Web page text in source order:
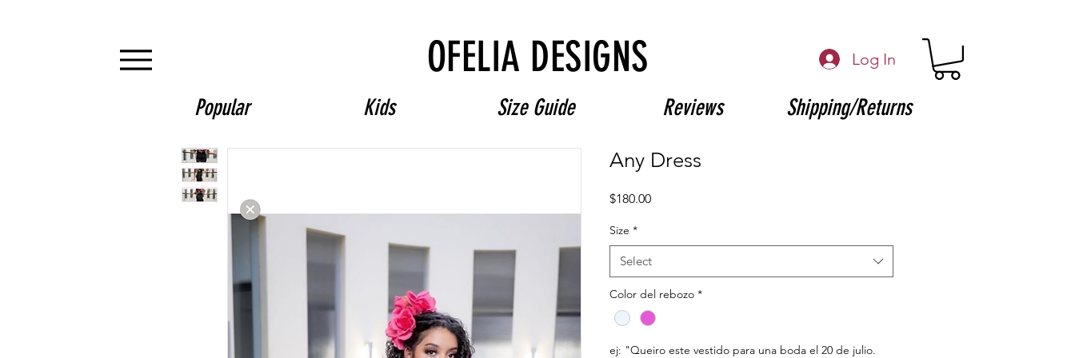
OFELIA DESIGNS Log In
Popular Kids Size Guide Reviews Shipping/Returns
Any Dress
$180.00Price
Size *
Select
Color del rebozo *
ej: "Queiro este vestido para una boda el 20 de julio.